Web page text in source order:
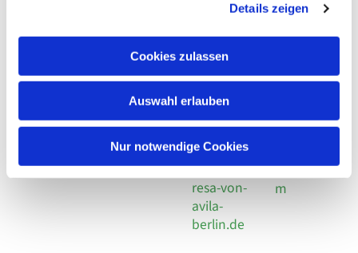
Details zeigen
Cookies zulassen
Auswahl erlauben
Nur notwendige Cookies
Kirchengemeinde Pfarrei
Hl. Theresa von Avila Berlin
Leitender Pfarrer - Norbert
Behaimstr. 39
Telefon
+49 30
924 64 28
Fax +49
30 924 54
18
E-Mail
info@the
resa-von-
avila-
berlin.de
Datensch
utz
Social
Impressu
m